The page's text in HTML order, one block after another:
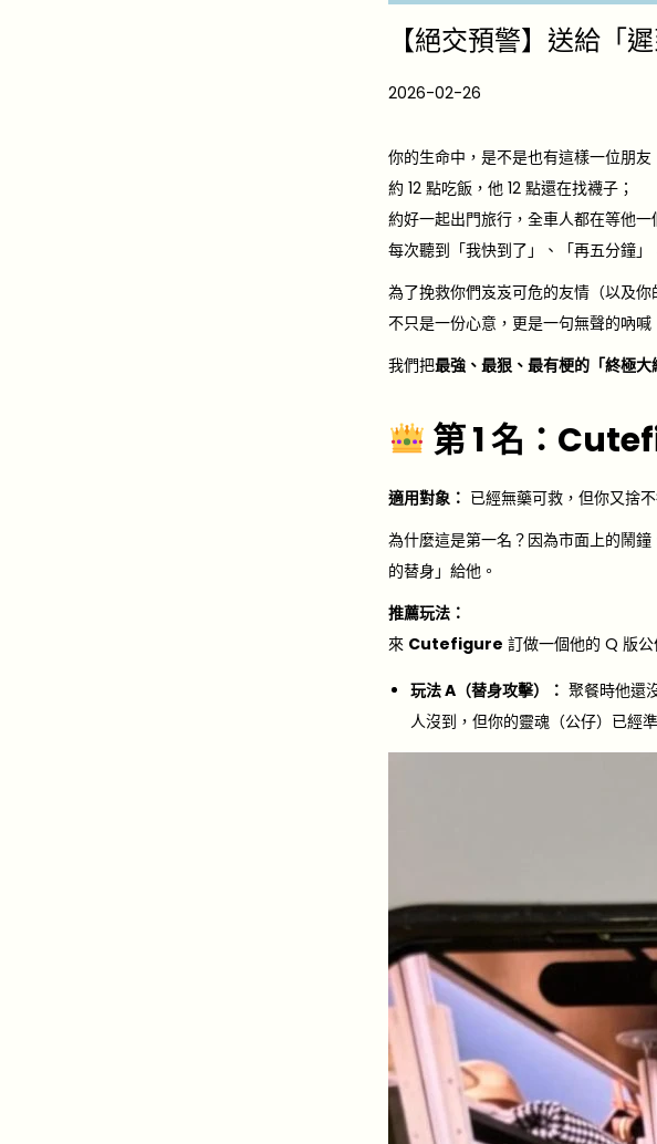
【絕交預警】送給「
P
s
t
e
d
o
2026-02-26
你的生命中，是不是也有這樣一位朋友
約 12 點吃飯，他 12 點還在找襪子；
約好一起出門旅行，全車人都在等他一
每次聽到「我快到了」、「再五分鐘」
為了挽救你們岌岌可危的友情（以及
不只是一份心意，更是一句無聲的吶喊
我們把最強、最狠、最有梗的「終極
第 1 名：
適用對象： 已經無藥可救，但你又捨
為什麼這是第一名？因為市面上的鬧
的替身」給他。
推薦玩法：
來 Cutefigure 訂做一個他的 Q 版
玩法 A（替身攻擊）： 聚餐時他還
人沒到，但你的靈魂（公仔）已經準